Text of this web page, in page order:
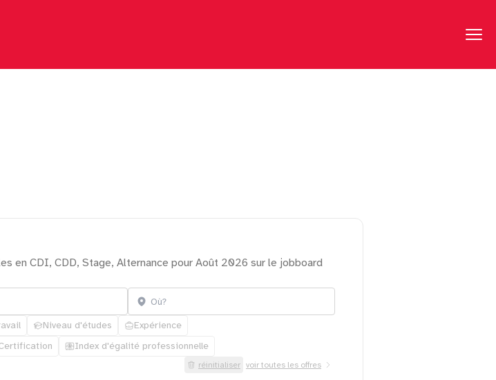
en CDI, CDD, Stage, Alternance pour Août 2026 sur le jobboard
Localisation
Niveau d'études Expérience
Index d'égalité professionnelle
réinitialiser voir toutes les offres